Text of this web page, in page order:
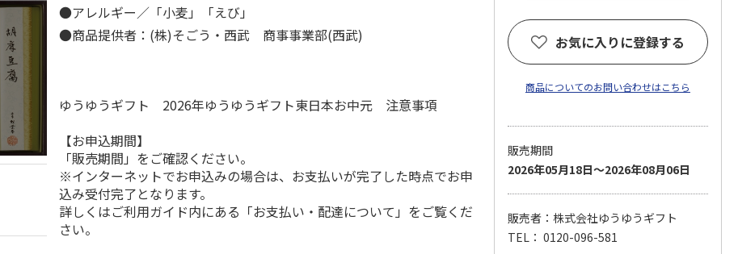
●アレルギー／「小麦」「えび」
●商品提供者：(株)そごう・西武 商事事業部(西武)
ゆうゆうギフト 2026年ゆうゆうギフト東日本お中元 注意事項
【お申込期間】
「販売期間」をご確認ください。
※インターネットでお申込みの場合は、お支払いが完了した時点でお申
込み受付完了となります。
詳しくはご利用ガイド内にある「お支払い・配達について」をご覧くだ
さい。
お気に入りに登録する
商品についてのお問い合わせはこちら
販売期間
2026年05月18日～2026年08月06日
販売者：株式会社ゆうゆうギフト
TEL： 0120-096-581